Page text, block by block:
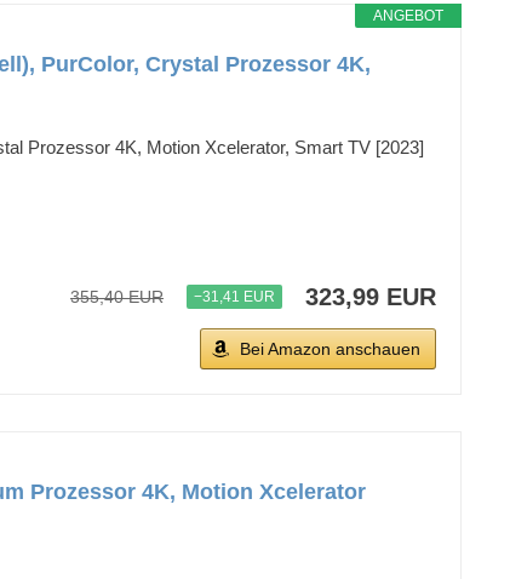
ANGEBOT
PurColor, Crystal Prozessor 4K,
Prozessor 4K, Motion Xcelerator, Smart TV [2023]
355,40 EUR −31,41 EUR 323,99 EUR
Bei Amazon anschauen
Prozessor 4K, Motion Xcelerator